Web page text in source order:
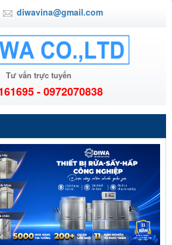
diwavina@gmail.com
Tư vấn trực tuyến
- 0972070838